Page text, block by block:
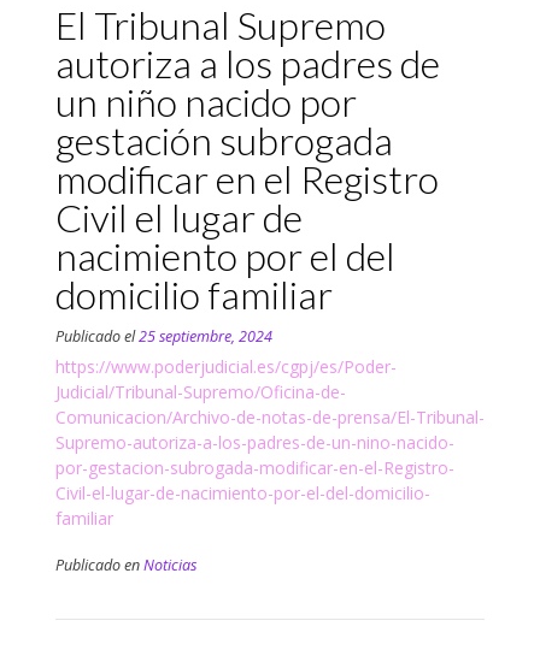
El Tribunal Supremo
autoriza a los padres de
un niño nacido por
gestación subrogada
modificar en el Registro
Civil el lugar de
nacimiento por el del
domicilio familiar
Publicado el25 septiembre, 2024
https://www.poderjudicial.es/cgpj/es/Poder-
Judicial/Tribunal-Supremo/Oficina-de-
Comunicacion/Archivo-de-notas-de-prensa/El-Tribunal-
Supremo-autoriza-a-los-padres-de-un-nino-nacido-
por-gestacion-subrogada-modificar-en-el-Registro-
Civil-el-lugar-de-nacimiento-por-el-del-domicilio-
familiar
Publicado enNoticias